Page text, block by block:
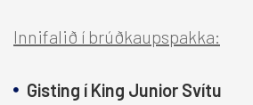
Innifalið í brúðkaupspakka:
Gisting í King Junior Svítu